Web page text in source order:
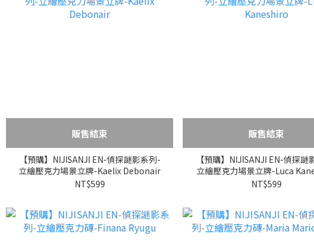
販售結束
【預購】NIJISANJI EN-偵探謎影系列-
立繪壓克力場景立牌-Kaelix Debonair
NT$599
販售結束
【預購】NIJISANJI EN-偵探謎
立繪壓克力場景立牌-Luca
NT$599